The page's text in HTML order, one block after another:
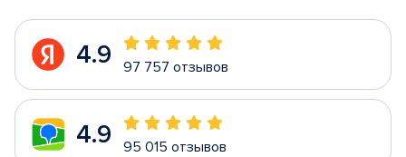
4.9 97 757 отзывов
4.9 95 015 отзывов